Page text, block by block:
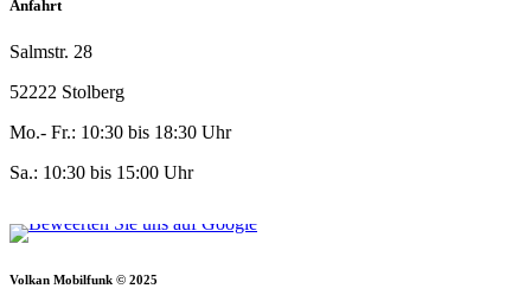
Anfahrt
Salmstr. 28
52222 Stolberg
Mo.- Fr.: 10:30 bis 18:30 Uhr
Sa.: 10:30 bis 15:00 Uhr
Volkan Mobilfunk © 2025